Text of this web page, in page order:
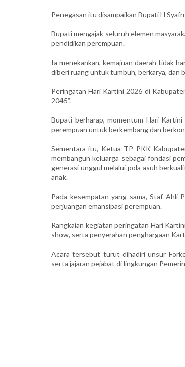
Penegasan itu disampaikan Bupati H
Bupati mengajak seluruh elemen
pendidikan perempuan.
Ia menekankan, kemajuan daerah tidak
diberi ruang untuk tumbuh, berkarya, dan
Peringatan Hari Kartini 2026 di
2045”.
Bupati berharap, momentum Hari
perempuan untuk berkembang dan
Sementara itu, Ketua TP PKK
membangun keluarga sebagai fondasi
generasi unggul melalui pola asuh
anak.
Pada kesempatan yang sama, Staf Ahli
perjuangan emansipasi perempuan.
Rangkaian kegiatan peringatan Hari
show, serta penyerahan penghargaan
Acara tersebut turut dihadiri unsur
serta jajaran pejabat di lingkungan